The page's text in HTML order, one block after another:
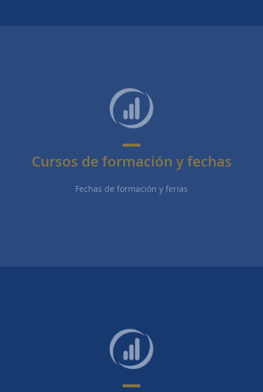
Cursos de formación y fechas
Fechas de formación y ferias